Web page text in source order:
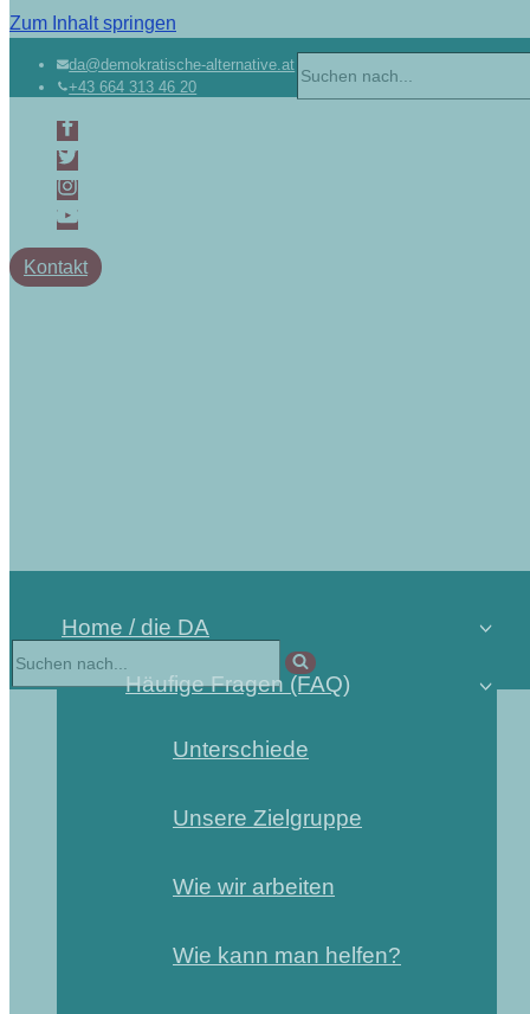
Zum Inhalt springen
da@demokratische-alternative.at
+43 664 313 46 20
Kontakt
Home / die DA
Häufige Fragen (FAQ)
Unterschiede
Unsere Zielgruppe
Wie wir arbeiten
Wie kann man helfen?